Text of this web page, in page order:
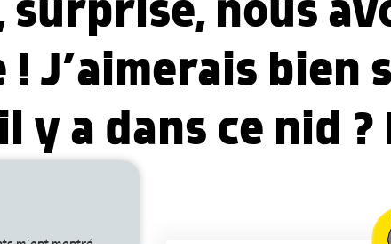
surprise, nous
J’aimerais bien
y a dans ce nid ?